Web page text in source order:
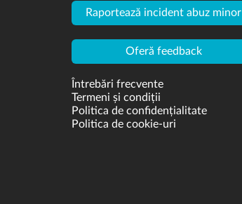
Raportează incident abuz minor
Oferă feedback
Întrebări frecvente
Termeni și condiții
Politica de confidențialitate
Politica de cookie-uri